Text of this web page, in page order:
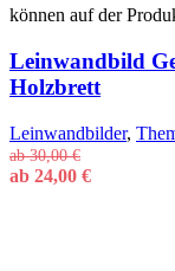
können auf der
Leinwandbild
Holzbrett
Leinwandbilder,
ab30,00€
ab 24,00 €